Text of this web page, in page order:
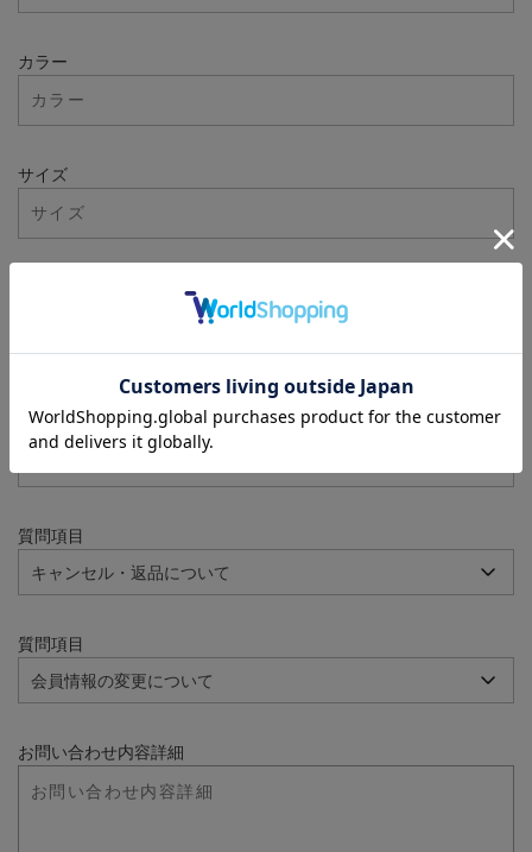
カラー
サイズ
質問項目
質問項目
質問項目
お問い合わせ内容詳細